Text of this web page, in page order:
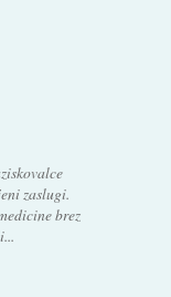
zaslugi.
brez